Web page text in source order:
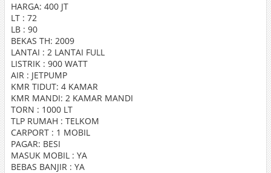
HARGA: 400 JT
LT : 72
LB : 90
BEKAS TH: 2009
LANTAI : 2 LANTAI FULL
LISTRIK : 900 WATT
AIR : JETPUMP
KMR TIDUT: 4 KAMAR
KMR MANDI: 2 KAMAR MANDI
TORN : 1000 LT
TLP RUMAH : TELKOM
CARPORT : 1 MOBIL
PAGAR: BESI
MASUK MOBIL : YA
BEBAS BANJIR : YA